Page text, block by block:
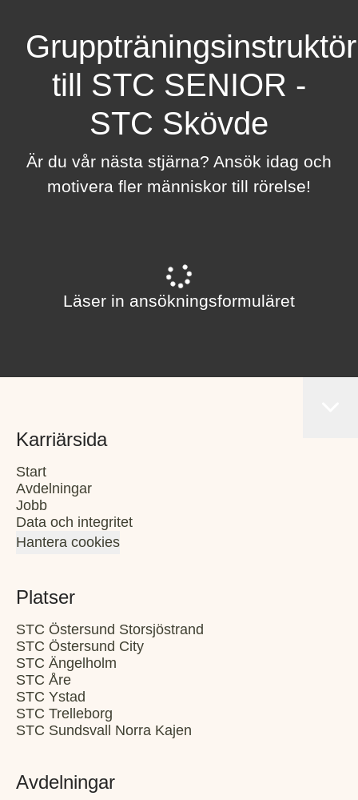
Gruppträningsinstruktör
till STC SENIOR -
STC Skövde
Är du vår nästa stjärna? Ansök idag och
motivera fler människor till rörelse!
Läser in ansökningsformuläret
Karriärsida
Start
Avdelningar
Jobb
Data och integritet
Hantera cookies
Platser
STC Östersund Storsjöstrand
STC Östersund City
STC Ängelholm
STC Åre
STC Ystad
STC Trelleborg
STC Sundsvall Norra Kajen
Avdelningar